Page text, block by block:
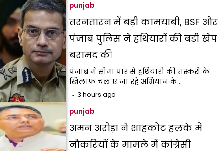
punjab
तरनतारन में बड़ी कामयाबी, BSF और
पंजाब पुलिस ने हथियारों की बड़ी खेप
बरामद की
पंजाब में सीमा पार से हथियारों की तस्करी के
खिलाफ चलाए जा रहे अभियान के…
3 hours ago
punjab
अमन अरोड़ा ने शाहकोट हलके में
नौकरियों के मामले में कांग्रेसी